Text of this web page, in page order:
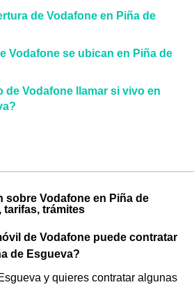
de Vodafone en Piña de
Vodafone se ubican en Piña de
de Vodafone llamar si vivo en
sobre Vodafone en Piña de
tarifas, trámites
de Vodafone puede contratar
de Esgueva?
y quieres contratar algunas